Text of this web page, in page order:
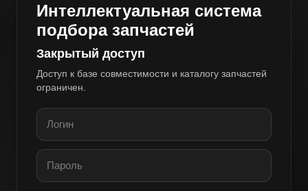
Интеллектуальная система
подбора запчастей
Закрытый доступ
Доступ к базе совместимости и каталогу запчастей
ограничен.